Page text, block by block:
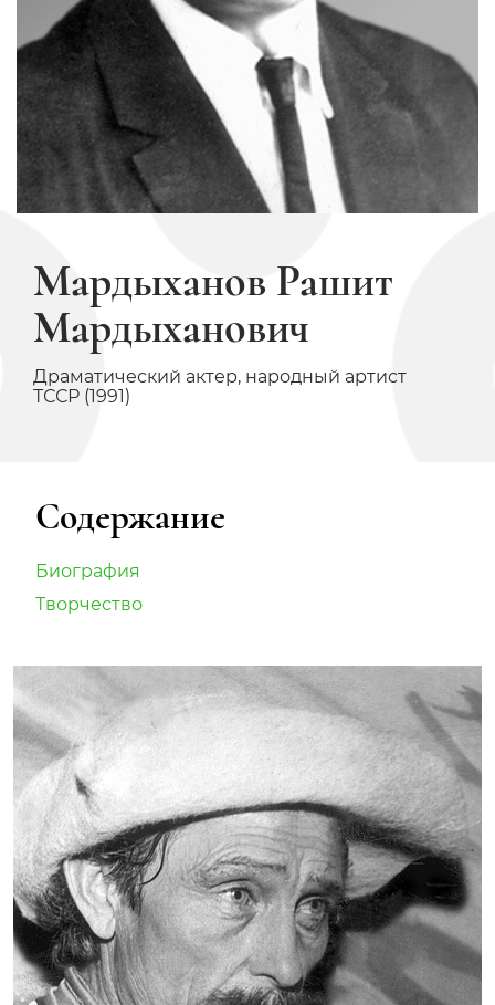
Мардыханов Рашит
Мардыханович
Драматический актер, народный артист
ТССР (1991)
Содержание
Биография
Творчество